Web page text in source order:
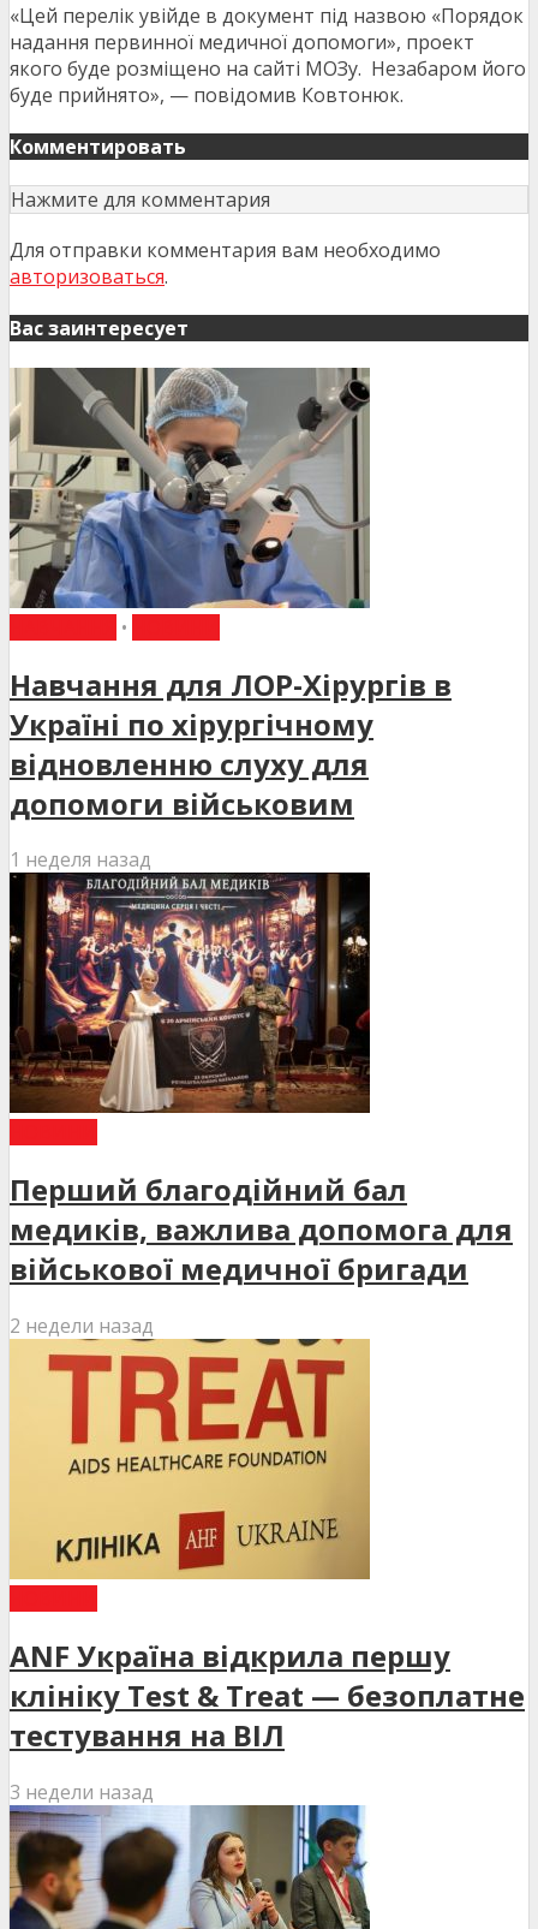
«Цей перелік увійде в документ під назвою «Порядок
надання первинної медичної допомоги», проект
якого буде розміщено на сайті МОЗу. Незабаром його
буде прийнято», — повідомив Ковтонюк.
Комментировать
Нажмите для комментария
Для отправки комментария вам необходимо
авторизоваться.
Вас заинтересует
•
Навчання для ЛОР-Хірургів в
Україні по хірургічному
відновленню слуху для
допомоги військовим
1 неделя назад
Перший благодійний бал
медиків, важлива допомога для
військової медичної бригади
2 недели назад
ANF Україна відкрила першу
клініку Test & Treat — безоплатне
тестування на ВІЛ
3 недели назад